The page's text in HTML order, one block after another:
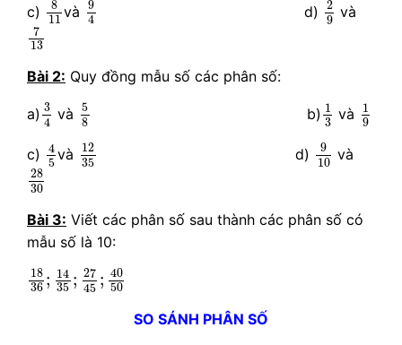
c)
8
11 và 9
4
d)
2
9 và
7
13
713
Bài 2: Quy đồng mẫu số các phân số:
a) 3
4
3
và 5
8
5
b) 1
3
13 và
1
9
1
c)
4
5
4
và
12
35
12 d)
9
10
910
và
28
30
28 30
Bài 3: Viết các phân số sau thành các phân số có
mẫu số là 10:
18
36 ; 14
35 ; 27
45 ; 40
50
18 36 1435;27
SO SÁNH PHÂN SỐ